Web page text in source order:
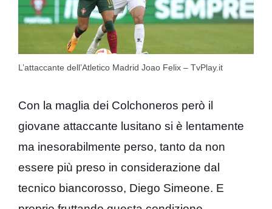
L’attaccante dell’Atletico Madrid Joao Felix – TvPlay.it
Con la maglia dei Colchoneros però il
giovane attaccante lusitano si è lentamente
ma inesorabilmente perso, tanto da non
essere più preso in considerazione dal
tecnico biancorosso, Diego Simeone. E